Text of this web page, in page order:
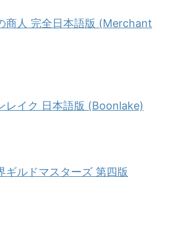
商人 完全日本語版 (Merchant
レイク 日本語版 (Boonlake)
ギルドマスターズ 第四版